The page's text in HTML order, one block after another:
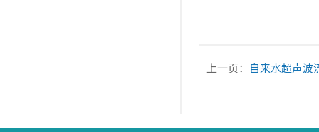
上一页： 自来水超声波